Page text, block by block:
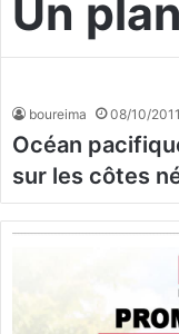
Un
boureima 08/10/2011
Océan
sur les côtes